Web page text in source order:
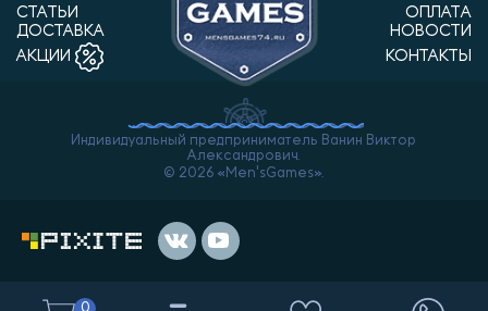
СТАТЬИ
ОПЛАТА
ДОСТАВКА
НОВОСТИ
АКЦИИ
КОНТАКТЫ
Индивидуальный предприниматель Ванин Виктор
Александрович.
© 2026 «Men'sGames».